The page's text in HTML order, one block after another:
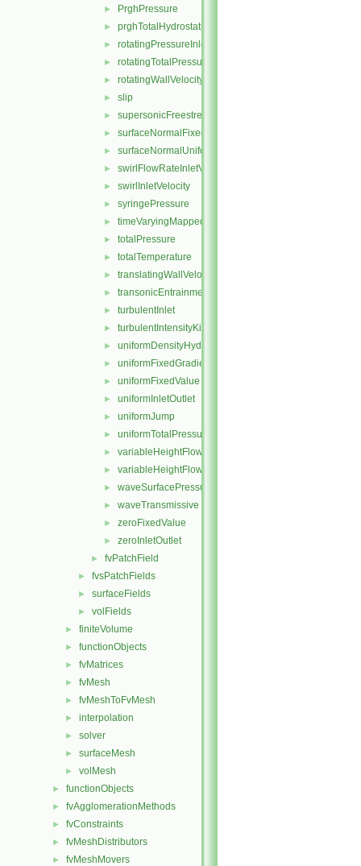
► PrghPressure
► prghTotalHydrostaticPressure
► rotatingPressureInletOutletVelocity
► rotatingTotalPressure
► rotatingWallVelocity
► slip
► supersonicFreestream
► surfaceNormalFixedValue
► surfaceNormalUniformFixedValue
► swirlFlowRateInletVelocity
► swirlInletVelocity
► syringePressure
► timeVaryingMappedFixedValue
► totalPressure
► totalTemperature
► translatingWallVelocity
► transonicEntrainmentPressure
► turbulentInlet
► turbulentIntensityKineticEnergyInlet
► uniformDensityHydrostaticPressure
► uniformFixedGradient
► uniformFixedValue
► uniformInletOutlet
► uniformJump
► uniformTotalPressure
► variableHeightFlowRate
► variableHeightFlowRateInletVelocity
► waveSurfacePressure
► waveTransmissive
► zeroFixedValue
► zeroInletOutlet
► fvPatchField
► fvsPatchFields
► surfaceFields
► volFields
► finiteVolume
► functionObjects
► fvMatrices
► fvMesh
► fvMeshToFvMesh
► interpolation
► solver
► surfaceMesh
► volMesh
► functionObjects
► fvAgglomerationMethods
► fvConstraints
► fvMeshDistributors
► fvMeshMovers